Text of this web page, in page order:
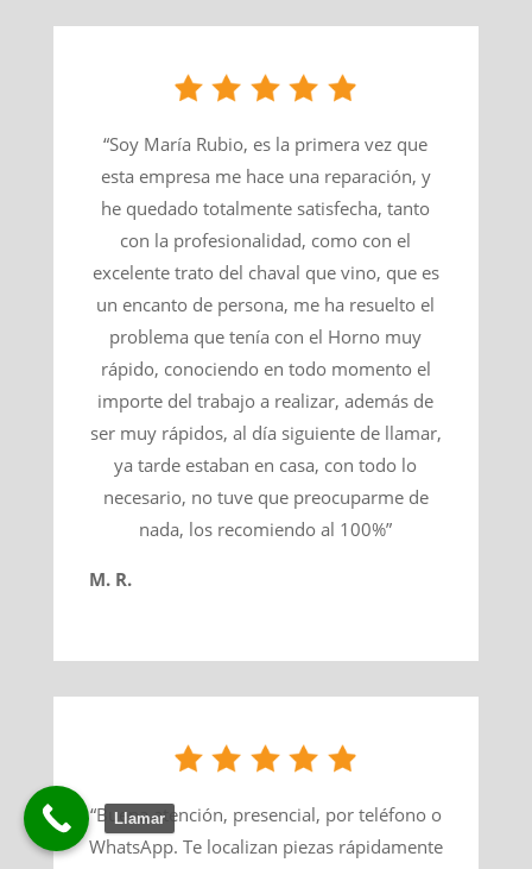
“Soy María Rubio, es la primera vez que
esta empresa me hace una reparación, y
he quedado totalmente satisfecha, tanto
con la profesionalidad, como con el
excelente trato del chaval que vino, que es
un encanto de persona, me ha resuelto el
problema que tenía con el Horno muy
rápido, conociendo en todo momento el
importe del trabajo a realizar, además de
ser muy rápidos, al día siguiente de llamar,
ya tarde estaban en casa, con todo lo
necesario, no tuve que preocuparme de
nada, los recomiendo al 100%”
M. R.
“Buena atención, presencial, por teléfono o
WhatsApp. Te localizan piezas rápidamente
Llamar